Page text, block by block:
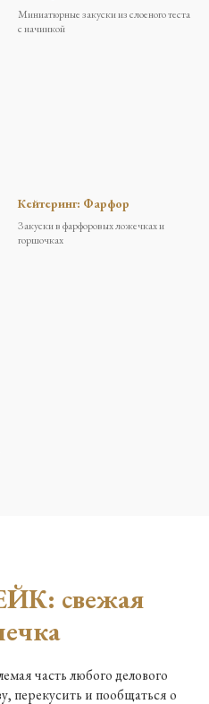
Миниатюрные закуски из слоеного теста
с начинкой
Кейтеринг: Фарфор
Закуски в фарфоровых ложечках и
горшочках
свежая
часть любого делового
перекусить и пообщаться о